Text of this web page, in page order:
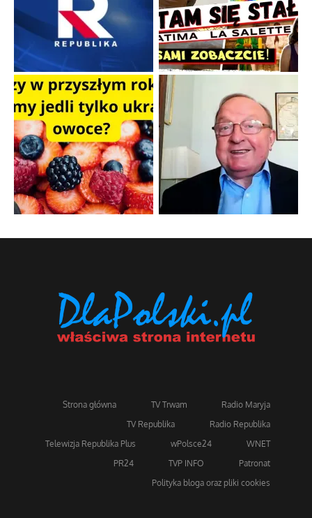
Strona główna TV Trwam
Radio Maryja
TV Republika
Radio Republika
Telewizja Republika Plus
wPolsce24
WNET
PR24
TVP INFO
Patronat
Polityka bloga oraz pliki cookies